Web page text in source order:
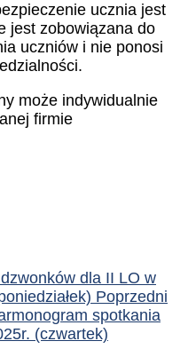
ucznia jest
jest zobowiązana do
uczniów i nie ponosi
może indywidualnie
firmie
dla II LO w
Poprzedni
spotkania
(czwartek)